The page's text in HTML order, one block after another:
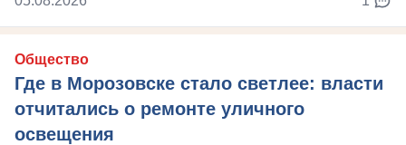
Общество
Где в Морозовске стало светлее: власти
отчитались о ремонте уличного
освещения